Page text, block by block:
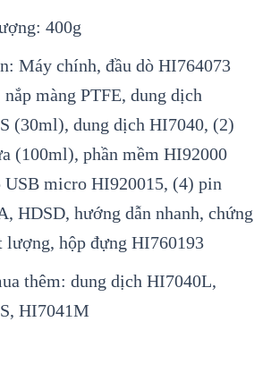
400g
Máy chính, đầu dò HI764073
màng PTFE, dung dịch
(30ml), dung dịch HI7040, (2)
(100ml), phần mềm HI92000
USB micro HI920015, (4) pin
HDSD, hướng dẫn nhanh, chứng
lượng, hộp đựng HI760193
thêm: dung dịch HI7040L,
HI7041M